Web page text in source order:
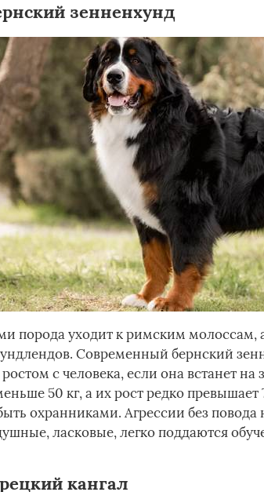
зенненхунд
порода уходит к римским молоссам,
Современный бернский
ростом с человека, если она встанет
50 кг, а их рост редко
охранниками. Агрессии без
ласковые, легко поддаются
кангал